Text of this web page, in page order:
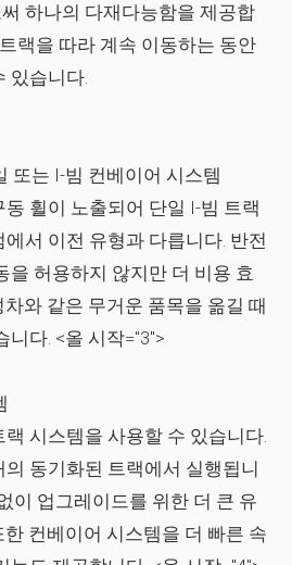
하나의 다재다능함을 제공합
랙을 따라 계속 이동하는 동안
있습니다.
또는 I-빔 컨베이어 시스템
휠이 노출되어 단일 I-빔 트랙
서 이전 유형과 다릅니다. 반전
을 허용하지 않지만 더 비용 효
와 같은 무거운 품목을 옮길 때
니다. <올 시작="3">
시스템을 사용할 수 있습니다.
동기화된 트랙에서 실행됩니
이 업그레이드를 위한 더 큰 유
컨베이어 시스템을 더 빠른 속